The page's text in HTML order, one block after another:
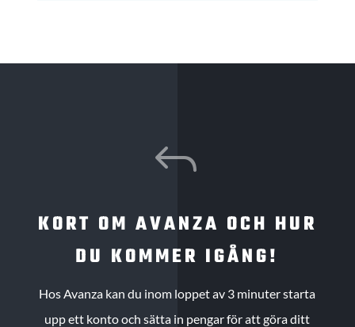
J
KORT OM AVANZA OCH HUR
DU KOMMER IGÅNG!
Hos Avanza kan du inom loppet av 3 minuter starta
upp ett konto och sätta in pengar för att göra ditt